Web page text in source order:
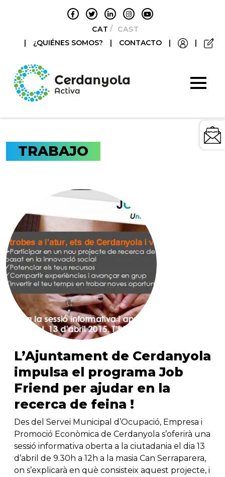
CATALÀCASTELLANO
|
¿QUIÉNES SOMOS? | CONTACTO | |
TRABAJO
L’Ajuntament de Cerdanyola
impulsa el programa Job
Friend per ajudar en la
recerca de feina !
Des del Servei Municipal d’Ocupació, Empresa i
Promoció Econòmica de Cerdanyola s’oferirà una
sessió informativa oberta a la ciutadania el dia 13
d’abril de 9.30h a 12h a la masia Can Serraparera,
on s’explicarà en què consisteix aquest projecte, i